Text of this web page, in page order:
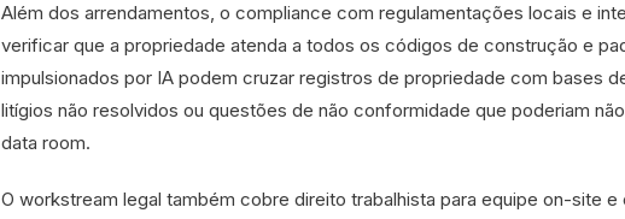
Além dos arrendamentos, o compliance com regulamentações locais e
verificar que a propriedade atenda a todos os códigos de construção e
impulsionados por IA podem cruzar registros de propriedade com bases
litígios não resolvidos ou questões de não conformidade que poderiam
data room.
O workstream legal também cobre direito trabalhista para equipe on-site